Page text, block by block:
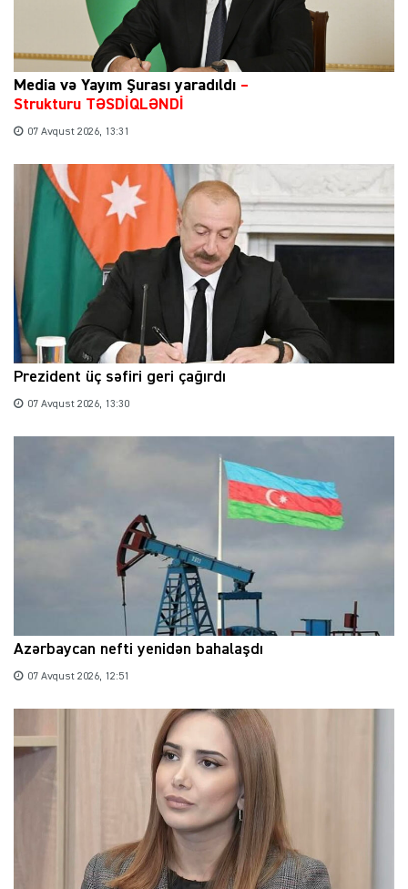
Media və Yayım Şurası yaradıldı –
Strukturu TƏSDİQLƏNDİ
07 Avqust 2026, 13:31
Prezident üç səfiri geri çağırdı
07 Avqust 2026, 13:30
Azərbaycan nefti yenidən bahalaşdı
07 Avqust 2026, 12:51